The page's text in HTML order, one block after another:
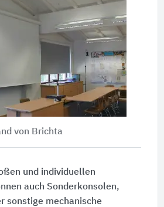
von Brichta
und individuellen
auch Sonderkonsolen,
sonstige mechanische